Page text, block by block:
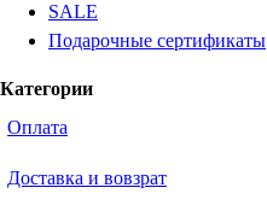
SALE
Подарочные сертификаты
Категории
Оплата
Доставка и вовзрат